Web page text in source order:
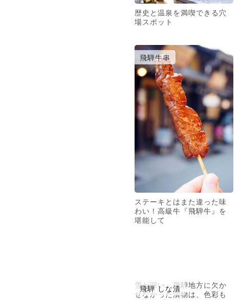
歴史と温泉を満喫できる穴
場スポット
飛騨牛串
ステーキとはまた違った味
わい！高級牛『飛騨牛』を
堪能して
飛騨 しな漬
雪が深い、飛騨地方に欠か
せなかった漬物は、色彩も